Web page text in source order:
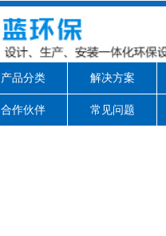
产品分类 解决方案
合作伙伴 常见问题